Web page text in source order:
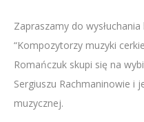
Zapraszamy do
“Kompozytorzy muzyki
Romańczuk skupi się na
Sergiuszu Rachmaninowie i
muzycznej.